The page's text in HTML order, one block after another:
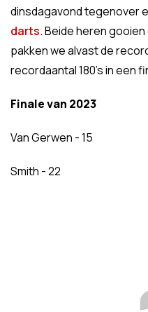
dinsdagavond tegenover
darts. Beide heren
pakken we alvast de
recordaantal 180's in een
Finale van 2023
Van Gerwen - 15
Smith - 22